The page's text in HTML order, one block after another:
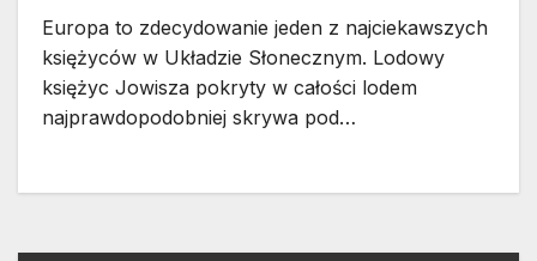
Europa to zdecydowanie jeden z najciekawszych
księżyców w Układzie Słonecznym. Lodowy
księżyc Jowisza pokryty w całości lodem
najprawdopodobniej skrywa pod…